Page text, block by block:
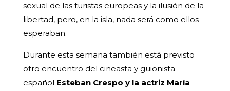
sexual de las turistas europeas y la ilusión de la
libertad, pero, en la isla, nada será como ellos
esperaban.
Durante esta semana también está previsto
otro encuentro del cineasta y guionista
español Esteban Crespo y la actriz María